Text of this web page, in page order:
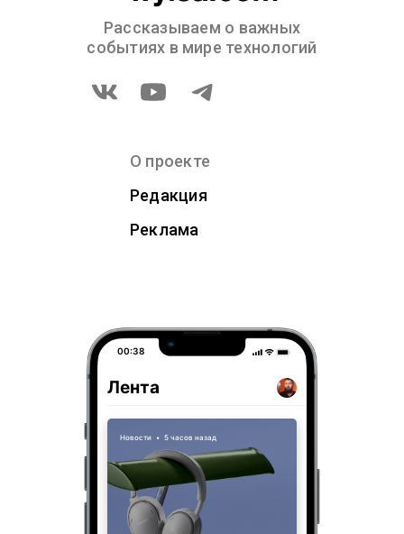
Рассказываем о важных
событиях в мире технологий
О проекте
Редакция
Реклама
00:38
Лента
Новости • 5 часов назад